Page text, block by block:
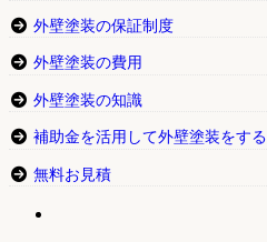
外壁塗装の保証制度
外壁塗装の費用
外壁塗装の知識
補助金を活用して外壁塗装をする
無料お見積